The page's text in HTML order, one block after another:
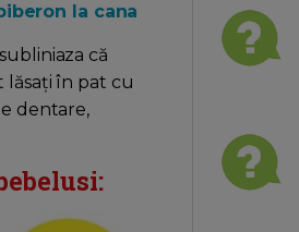
la cana
că
lăsați în pat cu
dentare,